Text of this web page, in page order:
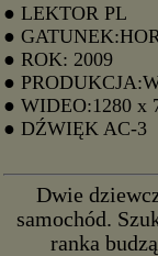
● LEKTOR PL
●
● ROK: 2009
●
● WIDEO:1280 x
● DŹWIĘK AC-3
Dwie
samochód.
ranka